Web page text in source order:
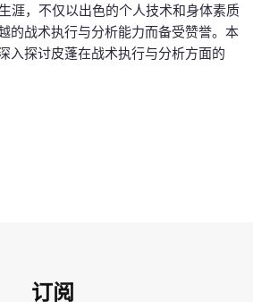
涯，不仅以出色的个人技术和身体素质
的战术执行与分析能力而备受赞誉。本
入探讨皮蓬在战术执行与分析方面的
订阅